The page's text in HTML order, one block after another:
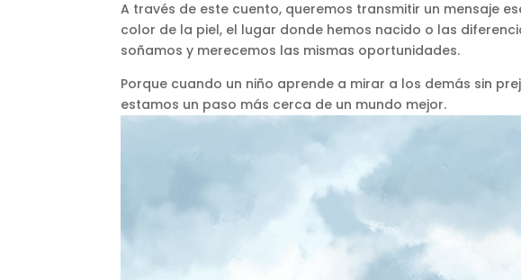
A través de este cuento, queremos transmitir un mensaje
color de la piel, el lugar donde hemos nacido o las
soñamos y merecemos las mismas oportunidades.
Porque cuando un niño aprende a mirar a los demás sin
estamos un paso más cerca de un mundo mejor.